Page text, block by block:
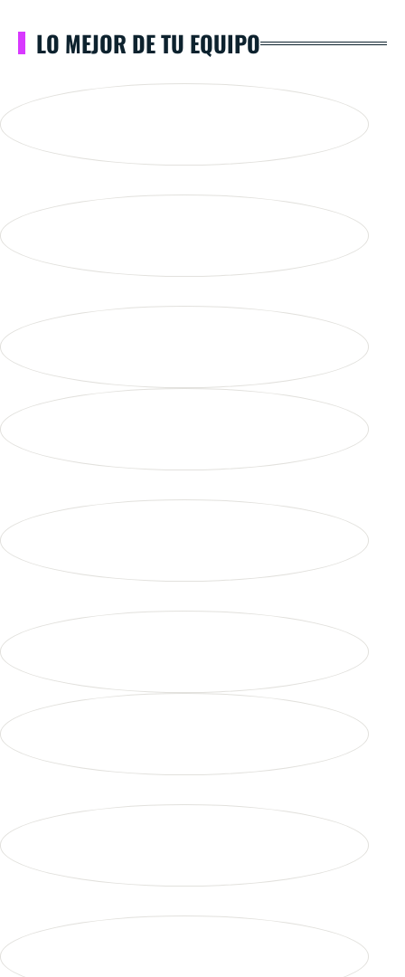
LO MEJOR DE TU EQUIPO